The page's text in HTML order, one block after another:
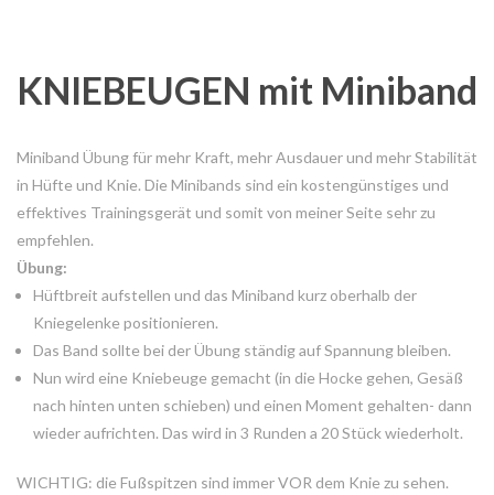
KNIEBEUGEN mit Miniband
Miniband Übung für mehr Kraft, mehr Ausdauer und mehr Stabilität
in Hüfte und Knie. Die Minibands sind ein kostengünstiges und
effektives Trainingsgerät und somit von meiner Seite sehr zu
empfehlen.
Übung:
Hüftbreit aufstellen und das Miniband kurz oberhalb der
Kniegelenke positionieren.
Das Band sollte bei der Übung ständig auf Spannung bleiben.
Nun wird eine Kniebeuge gemacht (in die Hocke gehen, Gesäß
nach hinten unten schieben) und einen Moment gehalten- dann
wieder aufrichten. Das wird in 3 Runden a 20 Stück wiederholt.
WICHTIG: die Fußspitzen sind immer VOR dem Knie zu sehen.